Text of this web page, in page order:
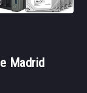
Madrid